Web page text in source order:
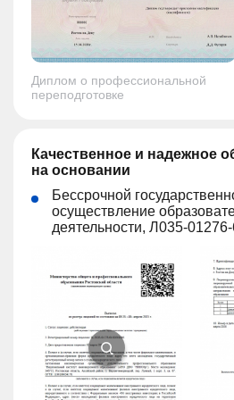
Диплом о профессиональной
переподготовке
Качественное и надежное
на основании
Бессрочной
осуществление
деятельности, Л035-